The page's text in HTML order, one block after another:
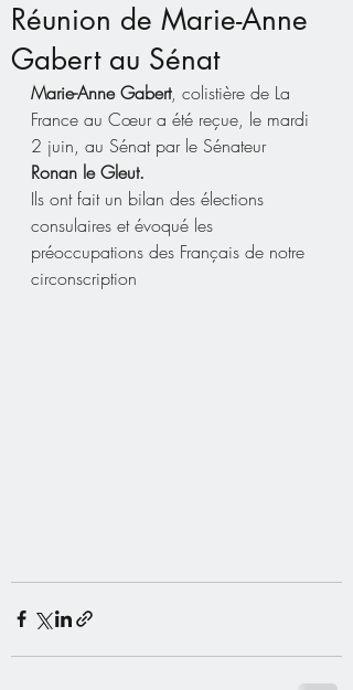
Réunion de Marie-Anne
Gabert au Sénat
Marie-Anne Gabert, colistière de La
France au Cœur a été reçue, le mardi
2 juin, au Sénat par le Sénateur
Ronan le Gleut.
Ils ont fait un bilan des élections
consulaires et évoqué les
préoccupations des Français de notre
circonscription